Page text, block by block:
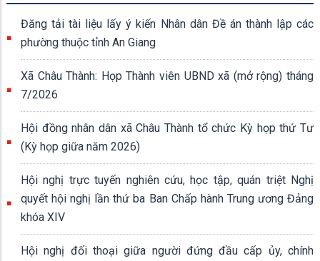
Đăng tải tài liệu lấy ý kiến Nhân dân Đề án thành lập các
phường thuộc tỉnh An Giang
Xã Châu Thành: Họp Thành viên UBND xã (mở rộng) tháng
7/2026
Hội đồng nhân dân xã Châu Thành tổ chức Kỳ họp thứ Tư
(Kỳ họp giữa năm 2026)
Hội nghị trực tuyến nghiên cứu, học tập, quán triệt Nghị
quyết hội nghị lần thứ ba Ban Chấp hành Trung ương Đảng
khóa XIV
Hội nghị đối thoại giữa người đứng đầu cấp ủy, chính